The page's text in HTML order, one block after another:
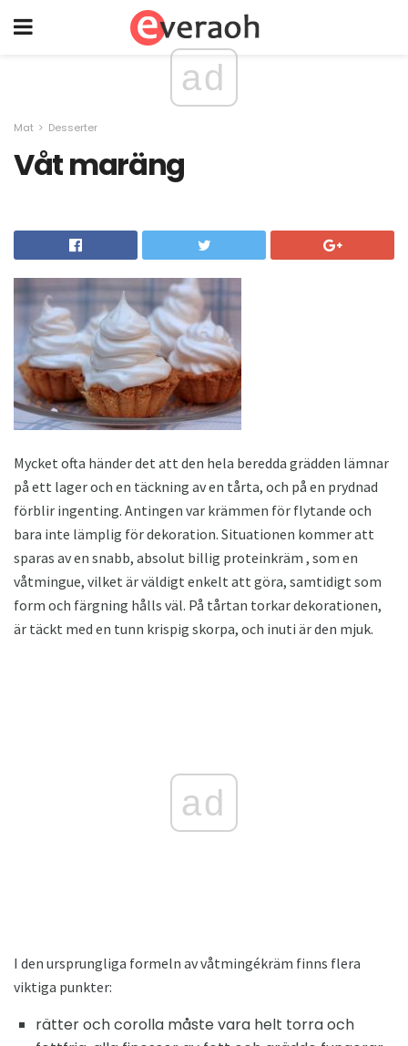
ad
Mat Desserter
Våt maräng
Mycket ofta händer det att den hela beredda grädden lämnar
på ett lager och en täckning av en tårta, och på en prydnad
förblir ingenting. Antingen var krämmen för flytande och
bara inte lämplig för dekoration. Situationen kommer att
sparas av en snabb, absolut billig proteinkräm , som en
våtmingue, vilket är väldigt enkelt att göra, samtidigt som
form och färgning hålls väl. På tårtan torkar dekorationen,
är täckt med en tunn krispig skorpa, och inuti är den mjuk.
ad
I den ursprungliga formeln av våtmingékräm finns flera
viktiga punkter:
rätter och corolla måste vara helt torra och